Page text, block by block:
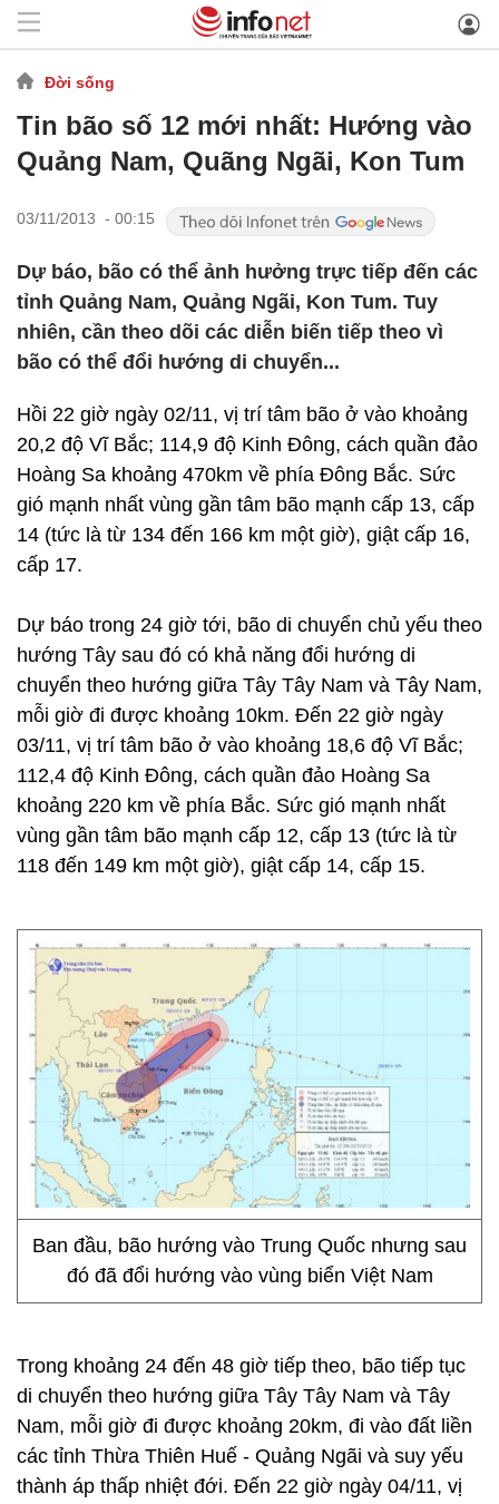
Đời sống
Tin bão số 12 mới nhất: Hướng vào
Quảng Nam, Quãng Ngãi, Kon Tum
03/11/2013 - 00:15
Dự báo, bão có thể ảnh hưởng trực tiếp đến các
tỉnh Quảng Nam, Quảng Ngãi, Kon Tum. Tuy
nhiên, cần theo dõi các diễn biến tiếp theo vì
bão có thể đổi hướng di chuyển...
Hồi 22 giờ ngày 02/11, vị trí tâm bão ở vào khoảng
20,2 độ Vĩ Bắc; 114,9 độ Kinh Đông, cách quần đảo
Hoàng Sa khoảng 470km về phía Đông Bắc. Sức
gió mạnh nhất vùng gần tâm bão mạnh cấp 13, cấp
14 (tức là từ 134 đến 166 km một giờ), giật cấp 16,
cấp 17.
Dự báo trong 24 giờ tới, bão di chuyển chủ yếu theo
hướng Tây sau đó có khả năng đổi hướng di
chuyển theo hướng giữa Tây Tây Nam và Tây Nam,
mỗi giờ đi được khoảng 10km. Đến 22 giờ ngày
03/11, vị trí tâm bão ở vào khoảng 18,6 độ Vĩ Bắc;
112,4 độ Kinh Đông, cách quần đảo Hoàng Sa
khoảng 220 km về phía Bắc. Sức gió mạnh nhất
vùng gần tâm bão mạnh cấp 12, cấp 13 (tức là từ
118 đến 149 km một giờ), giật cấp 14, cấp 15.
Ban đầu, bão hướng vào Trung Quốc nhưng sau
đó đã đổi hướng vào vùng biển Việt Nam
Trong khoảng 24 đến 48 giờ tiếp theo, bão tiếp tục
di chuyển theo hướng giữa Tây Tây Nam và Tây
Nam, mỗi giờ đi được khoảng 20km, đi vào đất liền
các tỉnh Thừa Thiên Huế - Quảng Ngãi và suy yếu
thành áp thấp nhiệt đới. Đến 22 giờ ngày 04/11, vị